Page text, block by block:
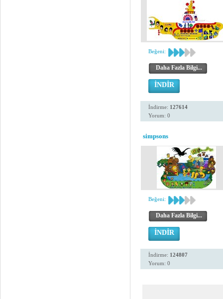
Beğeni:
Daha Fazla Bilgi...
İNDİR
İndirme: 127614
Yorum: 0
simpsons
Beğeni:
Daha Fazla Bilgi...
İNDİR
İndirme: 124807
Yorum: 0